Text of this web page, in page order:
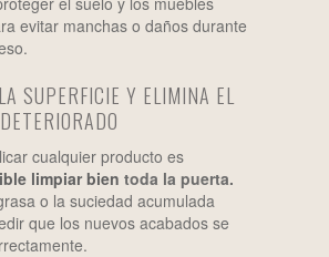
evitar manchas o daños durante
SUPERFICIE Y ELIMINA EL
cualquier producto es
limpiar bien toda la puerta.
o la suciedad acumulada
que los nuevos acabados se